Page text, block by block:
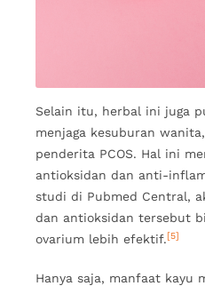
Selain itu, herbal ini juga
menjaga kesuburan
penderita PCOS. Hal ini
antioksidan dan anti-
studi di Pubmed Central,
dan antioksidan tersebut
ovarium lebih efektif.[5]
Hanya saja, manfaat kayu